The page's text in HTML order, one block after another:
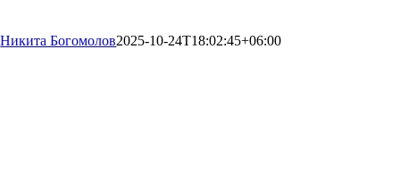
Никита Богомолов2025-10-24T18:02:45+06:00